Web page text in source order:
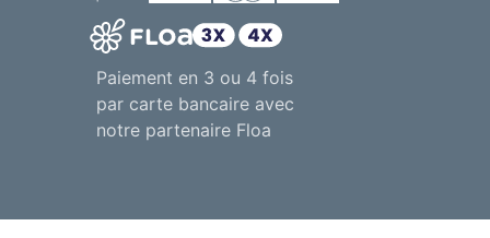
Paiement en 3 ou 4 fois
par carte bancaire avec
notre partenaire Floa